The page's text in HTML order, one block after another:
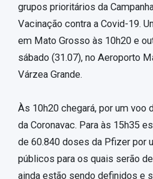
grupos prioritários da
Vacinação contra a Covid-19.
em Mato Grosso às 10h20 e
sábado (31.07), no Aeroporto
Várzea Grande.
Às 10h20 chegará, por um voo
da Coronavac. Para às 15h35
de 60.840 doses da Pfizer por
públicos para os quais serão
ainda estão sendo definidos e